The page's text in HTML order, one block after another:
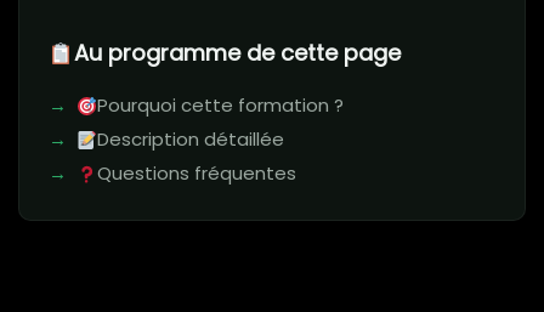
Au programme de cette page
Pourquoi cette formation ?
Description détaillée
Questions fréquentes